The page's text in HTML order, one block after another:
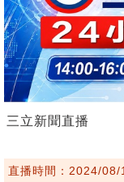
三立新聞直播
直播時間：2024/